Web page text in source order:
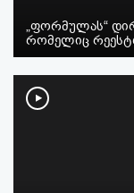
„ფორმულას“
რომელიც